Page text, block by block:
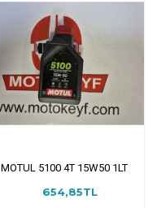
MOTUL 5100 4T 15W50 1LT
654,85TL